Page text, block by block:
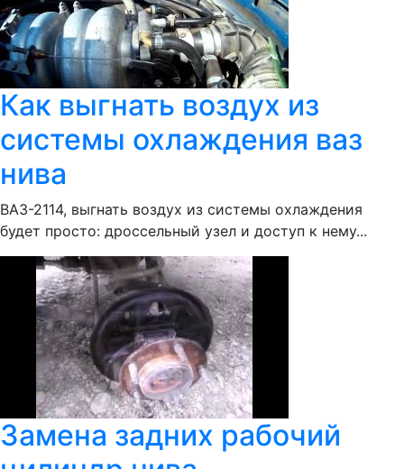
Как выгнать воздух из
системы охлаждения ваз
нива
ВАЗ-2114, выгнать воздух из системы охлаждения
будет просто: дроссельный узел и доступ к нему...
Замена задних рабочий